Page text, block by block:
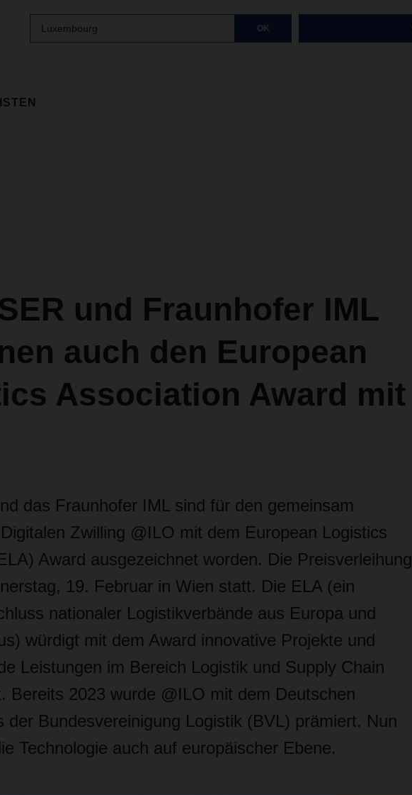
Luxembourg OK
und Fraunhofer IML
auch den European
Association Award mit
das Fraunhofer IML sind für den gemeinsam
Zwilling @ILO mit dem European Logistics
Award ausgezeichnet worden. Die Preisverleihung
19. Februar in Wien statt. Die ELA (ein
nationaler Logistikverbände aus Europa und
würdigt mit dem Award innovative Projekte und
Leistungen im Bereich Logistik und Supply Chain
Bereits 2023 wurde @ILO mit dem Deutschen
der Bundesvereinigung Logistik (BVL) prämiert. Nun
Technologie auch auf europäischer Ebene.